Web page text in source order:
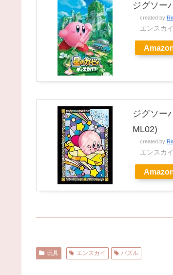
ジグソー
created by
エンスカ
ジグソー
ML02)
created by
エンスカ
玩具 エンスカイ パズル